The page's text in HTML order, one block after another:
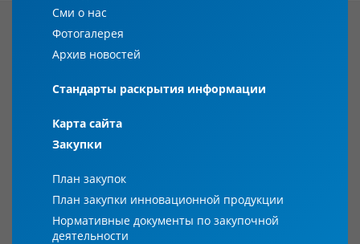
Сми о нас
Фотогалерея
Архив новостей
Стандарты раскрытия информации
Карта сайта
Закупки
План закупок
План закупки инновационной продукции
Нормативные документы по закупочной
деятельности